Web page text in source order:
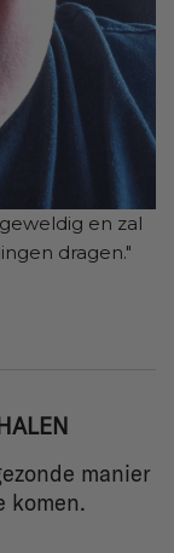
en zal
dragen."
manier
komen.